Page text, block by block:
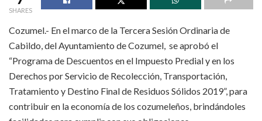
SHARES
Cozumel.- En el marco de la Tercera Sesión Ordinaria de
Cabildo, del Ayuntamiento de Cozumel, se aprobó el
“Programa de Descuentos en el Impuesto Predial y en los
Derechos por Servicio de Recolección, Transportación,
Tratamiento y Destino Final de Residuos Sólidos 2019”, para
contribuir en la economía de los cozumeleños, brindándoles